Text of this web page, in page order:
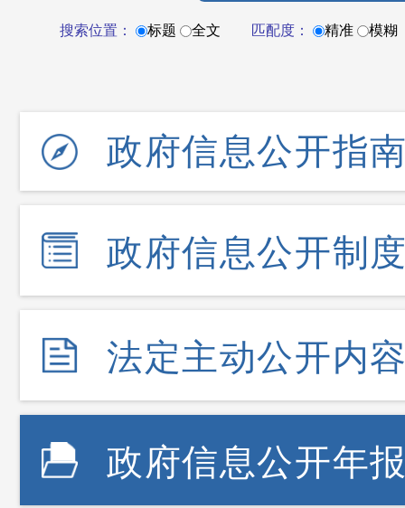
搜索位置： 标题 全文 匹配度： 精准 模糊
政府信息公开指
政府信息公开制
法定主动公开内
政府信息公开年